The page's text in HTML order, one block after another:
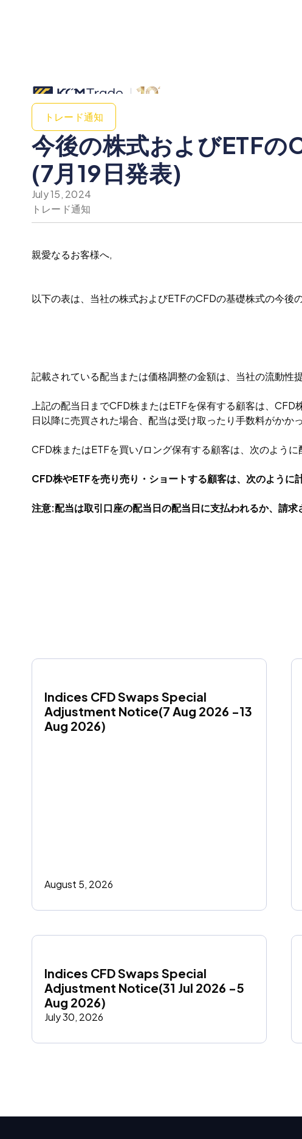
トレード通知
今後の株式およびETF
(7月19日発表)
July 15, 2024
トレード通知
親愛なるお客様へ,
以下の表は、当社の株式およびETFのCFDの基礎株式の今後
記載されている配当または価格調整の金額は、当社の流動性
上記の配当日までCFD株またはETFを保有する顧客は、
日以降に売買された場合、配当は受け取ったり手数料がかか
CFD株またはETFを買い/ロング保有する顧客は、次のよう
CFD株やETFを売り売り・ショートする顧客は、次のように
注意:配当は取引口座の配当日の配当日に支払われるか、請求
Indices CFD Swaps Special
Adjustment Notice(7 Aug 2026 -13
Aug 2026)
August 5, 2026
Indices CFD Swaps Special
Adjustment Notice(31 Jul 2026 -5
Aug 2026)
July 30, 2026